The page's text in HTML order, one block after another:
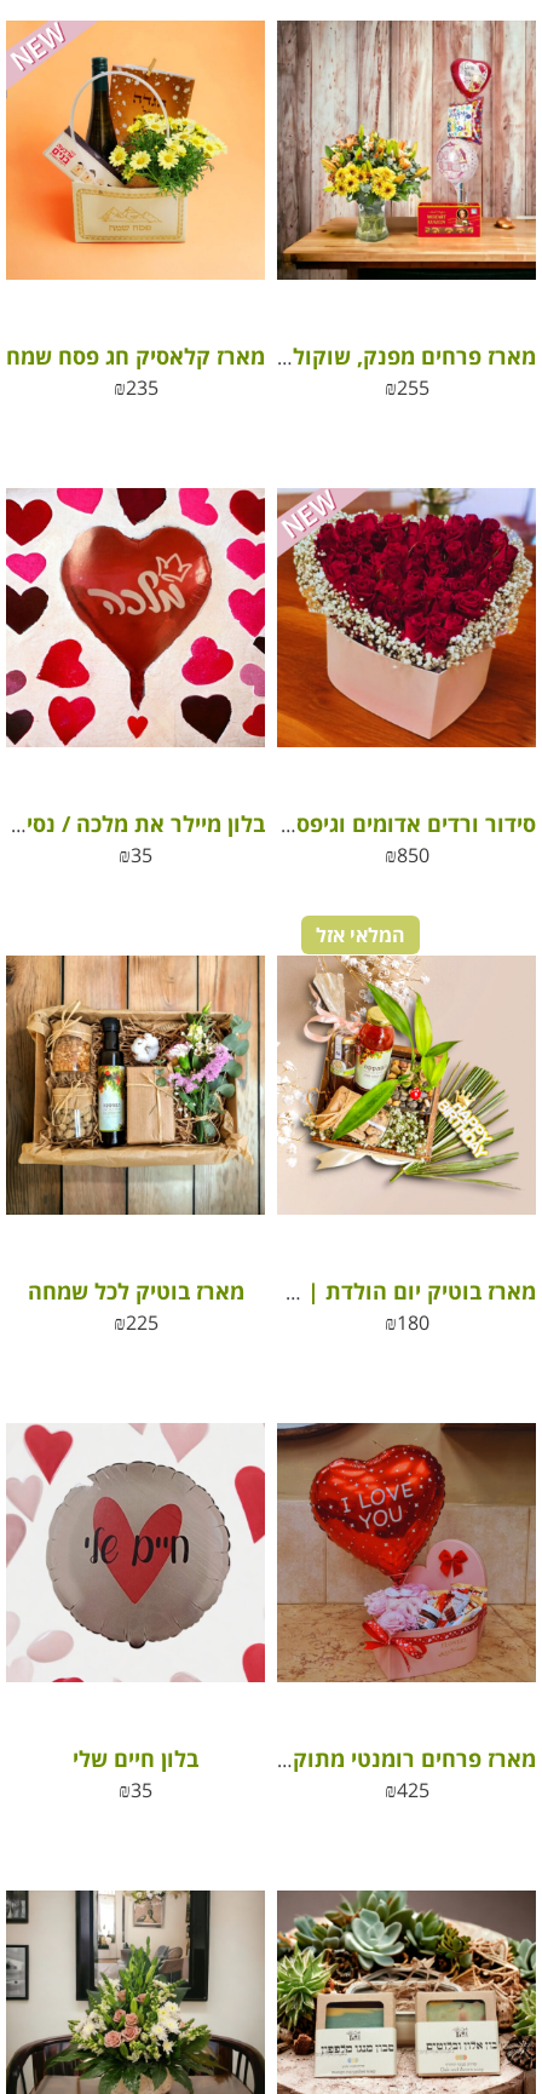
מארז פרחים מפנק, שוקולד בלגי ובלון עם ברכה
₪255
מארז קלאסיק חג פסח שמח
₪235
סידור ורדים אדומים וגיפסנית לבבות – קסם של רומנטיקה
₪850
בלון מיילר את מלכה / נסיכה שלי
₪35
המלאי אזל
מארז בוטיק יום הולדת | משלוח ליום הולדת
₪180
מארז בוטיק לכל שמחה
₪225
מארז פרחים רומנטי מתוק עם שוקולדים ובלון
₪425
בלון חיים שלי
₪35